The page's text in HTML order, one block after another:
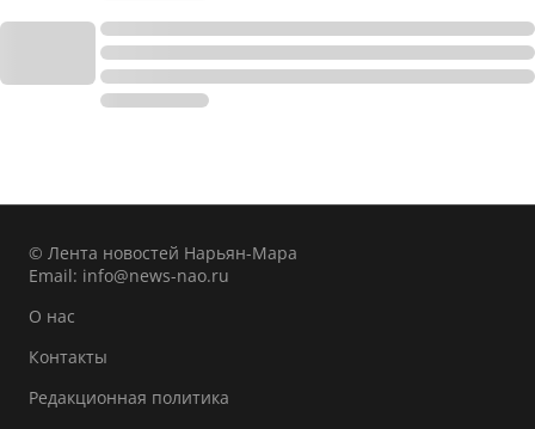
© Лента новостей Нарьян-Мара
Email: info@news-nao.ru
О нас
Контакты
Редакционная политика